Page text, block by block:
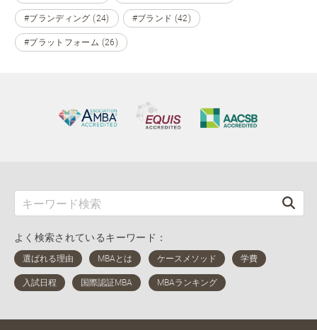
#ブランディング (24) #ブランド (42)
#プラットフォーム (26)
よく検索されているキーワード：